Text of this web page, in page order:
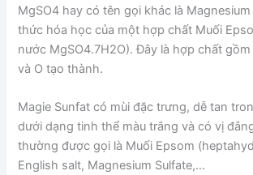
MgSO4 hay có tên gọi khác là
thức hóa học của một hợp chất Muối
nước MgSO4.7H2O). Đây là hợp chất
và O tạo thành.
Magie Sunfat có mùi đặc trưng, dễ tan
dưới dạng tinh thể màu trắng và có vị
thường được gọi là Muối Epsom
English salt, Magnesium Sulfate,…